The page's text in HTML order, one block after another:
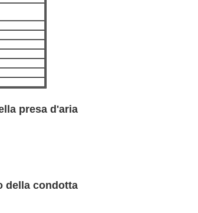
presa d'aria
della condotta